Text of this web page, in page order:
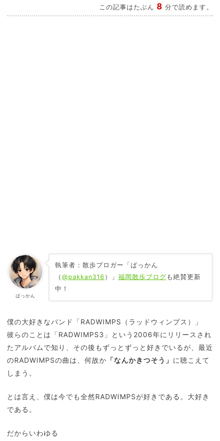
この記事はたぶん 8 分で読めます。
ぱっかん
執筆者：散歩ブロガー「ぱっかん
（ @pakkan316 ）」 福岡散歩ブログ も絶賛更新
中！
僕の大好きなバンド「RADWIMPS（ラッドウィンプス）」
彼らのことは「RADWIMPS3」という2006年にリリースされ
たアルバムで知り、その後もずっとずっと好きでいるが、最近
のRADWIMPSの曲は、何故か 「なんかきつそう」 に聴こえて
しまう。
とは言え、僕は今でも全然RADWIMPSが好きである。大好き
である。
だからいわゆる